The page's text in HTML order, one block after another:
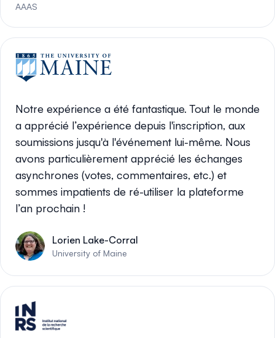
AAAS
Notre expérience a été fantastique. Tout le monde
a apprécié l’expérience depuis l'inscription, aux
soumissions jusqu'à l'événement lui-même. Nous
avons particulièrement apprécié les échanges
asynchrones (votes, commentaires, etc.) et
sommes impatients de ré-utiliser la plateforme
l’an prochain !
Lorien Lake-Corral
University of Maine